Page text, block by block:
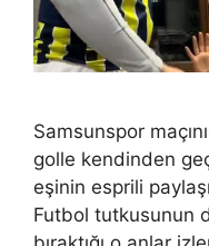
Samsunspor
golle kendinden
eşinin esprili
Futbol tutkusunun